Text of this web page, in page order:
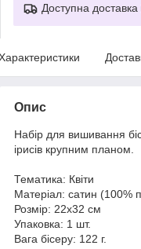
Доступна доставка
Опис
Набір для вишивання
ірисів крупним планом.
Тематика: Квіти
Матеріал: сатин (100%
Розмір: 22x32 см
Упаковка: 1 шт.
Вага бісеру: 122 г.